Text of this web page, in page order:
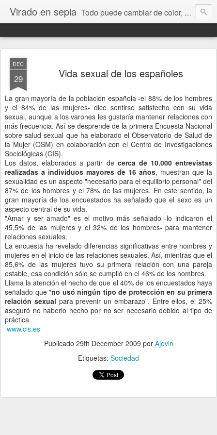
Virado en sepia Todo puede cambiar de color, depende de nosotros y de nuestra capacidad para aprender a mirar. Hablamos de sociedad, economía, empresa, política, RRHH, formación. De Historia reciente, de educación y de temas sociales.
DEC
29 Vida sexual de los españoles
La gran mayoría de la población española -el 88% de los hombres
y el 84% de las mujeres- dice sentirse satisfecho con su vida
sexual, aunque a los varones les gustaría mantener relaciones con
más frecuencia. Así se desprende de la primera Encuesta Nacional
sobre salud sexual que ha elaborado el Observatorio de Salud de
la Mujer (OSM) en colaboración con el Centro de Investigaciones
Sociológicas (CIS).
Los datos, elaborados a partir de cerca de 10.000 entrevistas
realizadas a individuos mayores de 16 años, muestran que la
sexualidad es un aspecto "necesario para el equilibrio personal" del
87% de los hombres y el 78% de las mujeres. En este sentido, la
gran mayoría de los encuestados ha señalado que el sexo es un
aspecto central de su vida.
"Amar y ser amado" es el motivo más señalado -lo indicaron el
45,5% de las mujeres y el 32% de los hombres- para mantener
relaciones sexuales.
La encuesta ha revelado diferencias significativas entre hombres y
mujeres en el inicio de las relaciones sexuales. Así, mientras que el
85,6% de las mujeres tuvo su primera relación con una pareja
estable, esa condición sólo se cumplió en el 46% de los hombres.
Llama la atención el hecho de que el 40% de los encuestados haya
señalado que "no usó ningún tipo de protección en su primera
relación sexual para prevenir un embarazo". Entre ellos, el 25%
aseguró no haberlo hecho por no ser necesario debido al tipo de
práctica.
www.cis.es
Publicado 29th December 2009 por Ajovin
Etiquetas: Sociedad